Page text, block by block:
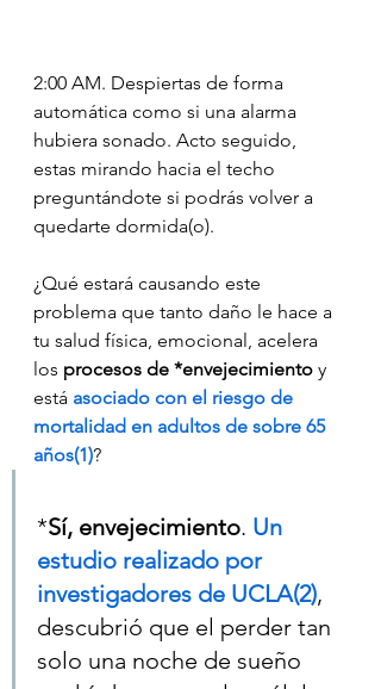
2:00 AM. Despiertas de forma
automática como si una alarma
hubiera sonado. Acto seguido,
estas mirando hacia el techo
preguntándote si podrás volver a
quedarte dormida(o).
¿Qué estará causando este
problema que tanto daño le hace a
tu salud física, emocional, acelera
los procesos de *envejecimiento y
está asociado con el riesgo de
mortalidad en adultos de sobre 65
años(1)?
*Sí, envejecimiento. Un
estudio realizado por
investigadores de UCLA(2),
descubrió que el perder tan
solo una noche de sueño